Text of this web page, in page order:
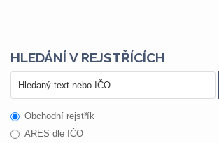
HLEDÁNÍ V REJSTŘÍCÍCH
Obchodní rejstřík
ARES dle IČO